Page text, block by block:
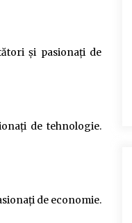
și pasionați de
de tehnologie.
de economie.